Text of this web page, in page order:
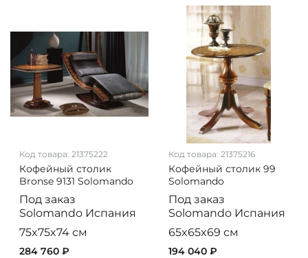
Код товара: 21375222
Кофейный столик
Bronse 9131 Solomando
Под заказ
Solomando Испания
75x75x74 см
284 760 ₽
Код товара: 21375216
Кофейный столик 99
Solomando
Под заказ
Solomando Испания
65x65x69 см
194 040 ₽